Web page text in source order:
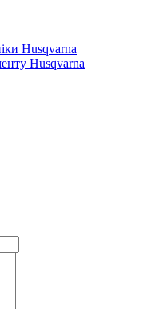
Husqvarna
Husqvarna